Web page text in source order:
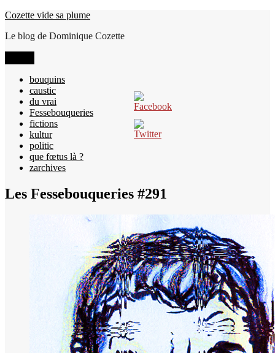
Aller
contenu
Cozette vide sa plume
Le blog de Dominique Cozette
bouquins
caustic
du vrai
Fessebouqueries
fictions
kultur
politic
que fœtus là ?
zarchives
Les Fessebouqueries #291